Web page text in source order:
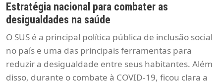
Estratégia nacional para combater as
desigualdades na saúde
O SUS é a principal política pública de inclusão social
no país e uma das principais ferramentas para
reduzir a desigualdade entre seus habitantes. Além
disso, durante o combate à COVID-19, ficou clara a